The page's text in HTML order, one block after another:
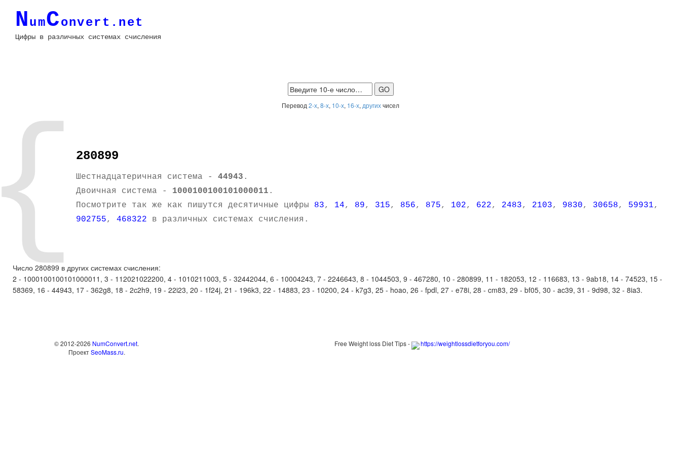
NumConvert.net
Цифры в различных системах счисления
Перевод 2-х, 8-х, 10-х, 16-х, другихчисел
280899
Шестнадцатеричная система - 44943 .
Двоичная система - 1000100100101000011 .
Посмотрите так же как пишутся десятичные цифры 83, 14, 89, 315, 856, 875, 102, 622, 2483, 2103, 9830, 30658, 59931,
902755, 468322 в различных системах счисления.
Число 280899 в других системах счисления:
2 - 1000100100101000011, 3 - 112021022200, 4 - 1010211003, 5 - 32442044, 6 - 10004243, 7 - 2246643, 8 - 1044503, 9 - 467280, 10 - 280899, 11 - 182053, 12 - 116683, 13 - 9ab18, 14 - 74523, 15 -
58369, 16 - 44943, 17 - 362g8, 18 - 2c2h9, 19 - 22i23, 20 - 1f24j, 21 - 196k3, 22 - 14883, 23 - 10200, 24 - k7g3, 25 - hoao, 26 - fpdl, 27 - e78i, 28 - cm83, 29 - bf05, 30 - ac39, 31 - 9d98, 32 - 8ia3.
© 2012-2026 NumConvert.net.
ПроектSeoMass.ru.
Free Weight loss Diet Tips - https://weightlossdietforyou.com/